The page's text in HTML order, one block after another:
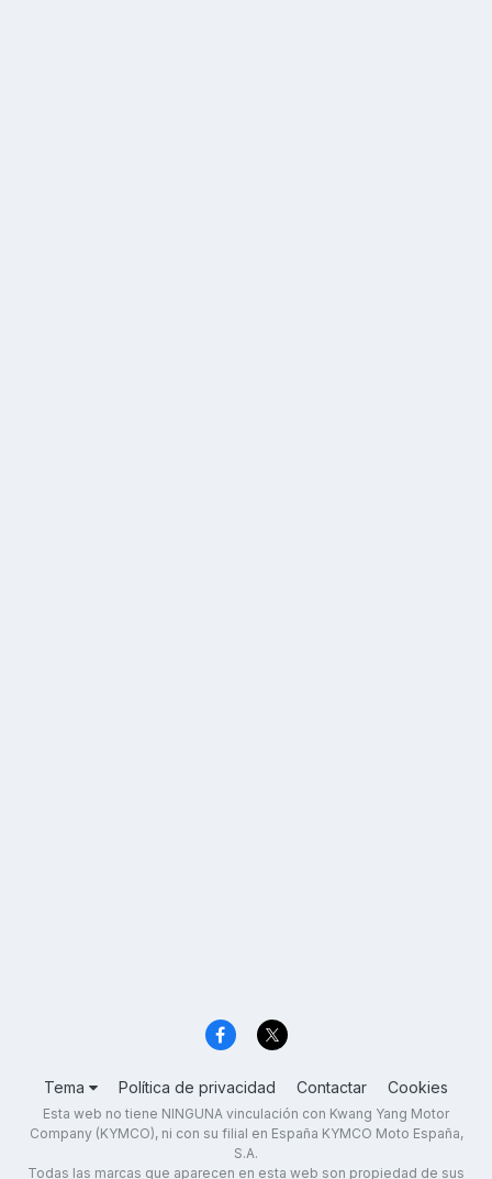
Tema Política de privacidad Contactar Cookies
Esta web no tiene NINGUNA vinculación con Kwang Yang Motor
Company (KYMCO), ni con su filial en España KYMCO Moto España,
S.A.
Todas las marcas que aparecen en esta web son propiedad de sus